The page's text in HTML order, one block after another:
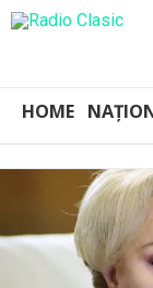
HOME